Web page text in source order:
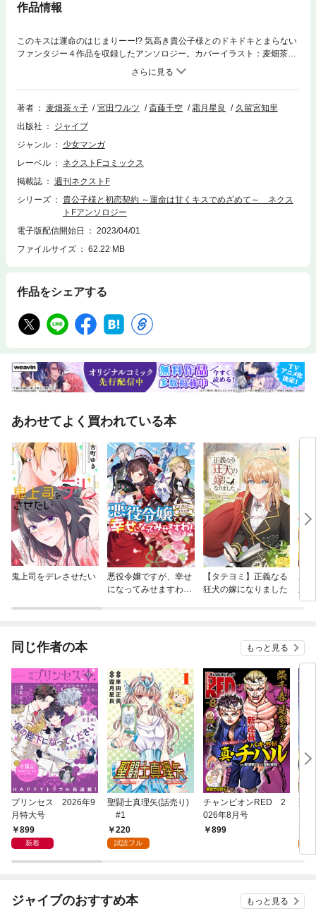
作品情報
このキスは運命のはじまりーー!? 気高き貴公子様とのドキドキとまらない
ファンタジー４作品を収録したアンソロジー。カバーイラスト：麦畑茶々
子収録作品：『魔力ゼロの黒猫令嬢ですが、恋の魔法をかけてみせます』
宮田ワルツ元婚約者からの突然のキス!? 届かない恋だと知っていてもー
ー。『パズルライブラリー 年下男子×王子様未満』斎藤千空初恋は一番近
くに…▽ 心の奥に迷い込んでいた本当の気持ちはーー。『魔導士さまと恋
この心のときめきはいったいーー。『囚われの占星術師』久留宮知里王宮
に召し出されたけれど、王の見目はまるで少年で!? 月の光が導く真実の愛
ます。重複購入にご注意下さい。）
著者 麦畑茶々子 宮田ワルツ 斎藤千空 霜月星良
久留宮知里
出版社
ジャイブ
ジャンル
少女マンガ
レーベル
ネクストFコミックス
掲載誌
週刊ネクストF
シリーズ
貴公子様と初恋契約 ～運命は甘くキスでめざめて～ ネクス
トFアンソロジー
電子版配信開始日
2023/04/01
ファイルサイズ
62.22 MB
作品をシェアする
あわせてよく買われている本
鬼上司をデレさせたい
悪役令嬢ですが、幸せ
になってみせますわ！
【タテヨミ】正義なる
狂犬の嫁になりました
邪
よ
同じ作者の本 もっと見る
プリンセス 2026年9
月特大号
899
新着
聖闘士真理矢(話売り)
#1
220
試読フル
チャンピオンRED 2
026年8月号
899
聖
ジャイブのおすすめ本 もっと見る